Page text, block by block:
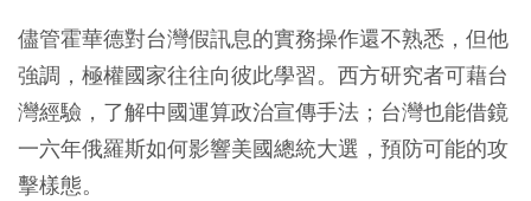
儘管霍華德對台灣假訊息的實務操作還不熟悉，但他
強調，極權國家往往向彼此學習。西方研究者可藉台
灣經驗，了解中國運算政治宣傳手法；台灣也能借鏡
一六年俄羅斯如何影響美國總統大選，預防可能的攻
擊樣態。